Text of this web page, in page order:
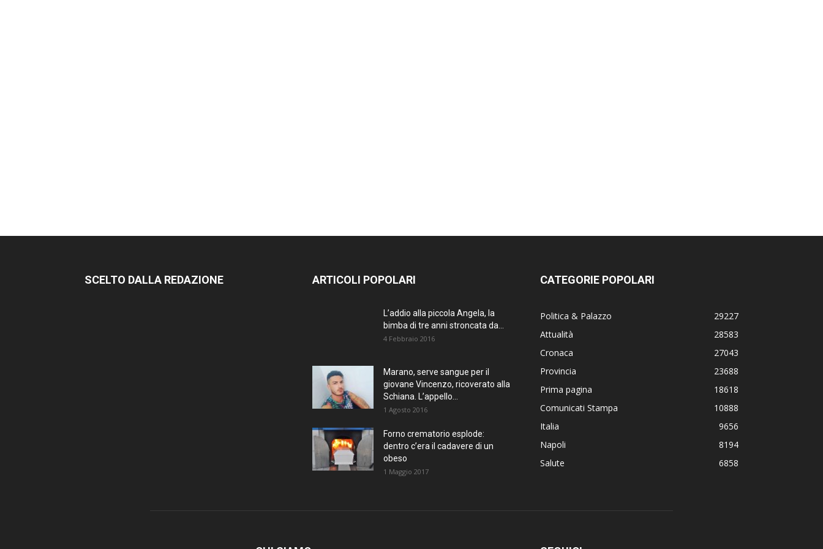
SCELTO DALLA REDAZIONE ARTICOLI POPOLARI
L’addio alla piccola Angela, la
bimba di tre anni stroncata da...
4 Febbraio 2016
Marano, serve sangue per il
giovane Vincenzo, ricoverato alla
Schiana. L’appello...
1 Agosto 2016
Forno crematorio esplode:
dentro c’era il cadavere di un
obeso
1 Maggio 2017
CATEGORIE POPOLARI
Politica & Palazzo
29227
Attualità
28583
Cronaca
27043
Provincia
23688
Prima pagina
18618
Comunicati Stampa
10888
Italia
9656
Napoli
8194
Salute
6858